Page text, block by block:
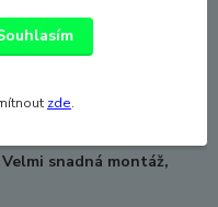
na sedadlech.
snadná montáž,
zde.